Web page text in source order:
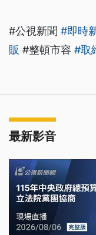
#公視新聞 #即時
販 #整頓市容 #取
最新影音